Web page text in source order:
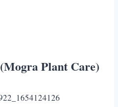
(Mogra Plant Care)